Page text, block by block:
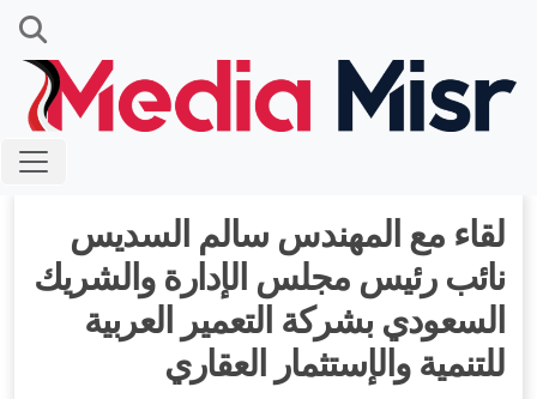
لقاء مع المهندس سالم السديس
نائب رئيس مجلس الإدارة والشريك
السعودي بشركة التعمير العربية
للتنمية والإستثمار العقاري